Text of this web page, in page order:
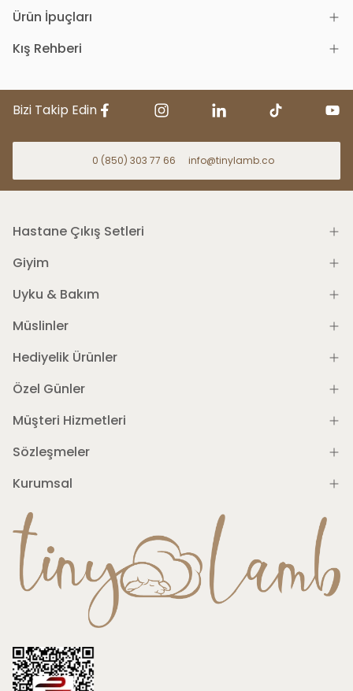
Ürün İpuçları
Kış Rehberi
Bizi Takip Edin
0 (850) 303 77 66 info@tinylamb.co
Hastane Çıkış Setleri
Giyim
Uyku & Bakım
Müslinler
Hediyelik Ürünler
Özel Günler
Müşteri Hizmetleri
Sözleşmeler
Kurumsal